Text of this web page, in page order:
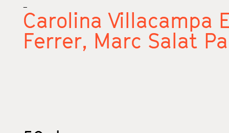
_
Carolina Villacampa
Ferrer, Marc Salat